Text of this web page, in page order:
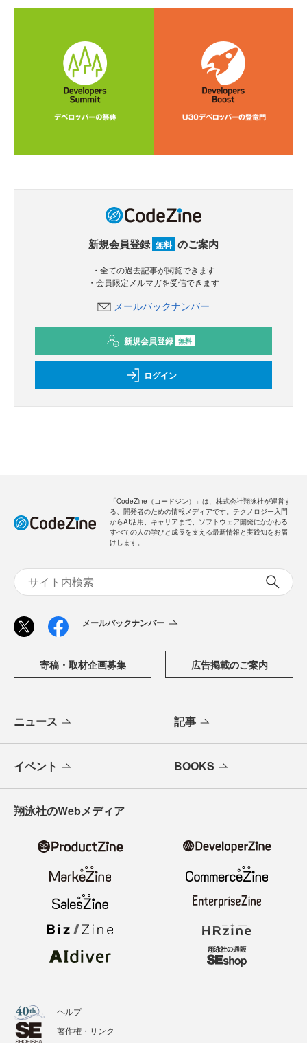
新規会員登録 無料 のご案内
・全ての過去記事が閲覧できます
・会員限定メルマガを受信できます
メールバックナンバー
新規会員登録 無料
ログイン
「CodeZine（コードジン）」は、株式会社翔泳社が運営す
る、開発者のための情報メディアです。テクノロジー入門
からAI活用、キャリアまで、ソフトウェア開発にかかわる
すべての人の学びと成長を支える最新情報と実践知をお届
けします。
メールバックナンバー
寄稿・取材企画募集 広告掲載のご案内
ニュース 記事
イベント BOOKS
翔泳社のWebメディア
ヘルプ
著作権・リンク